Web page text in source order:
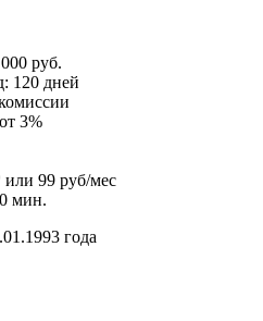
руб.
120 дней
3%
99 руб/мес
мин.
года